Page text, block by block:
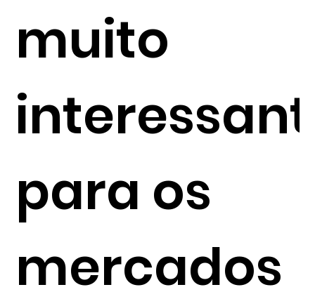
muito
para os
mercados